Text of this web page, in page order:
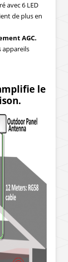
avec 6 LED
de plus en
AGC.
appareils
le